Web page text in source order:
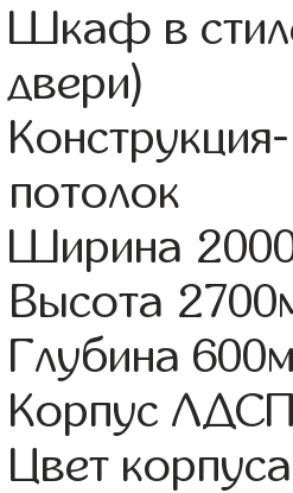
Шкаф в
двери)
потолок
Ширина
Высота
Глубина
Корпус
Цвет